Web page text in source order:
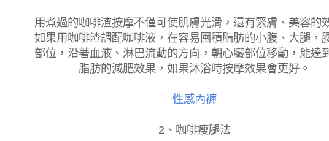
用煮過的咖啡渣按摩不僅可使肌膚光滑，還有緊膚、美容的
如果用咖啡渣調配咖啡液，在容易囤積脂肪的小腹、大腿，
部位，沿著血液、淋巴流動的方向，朝心臟部位移動，能達
脂肪的減肥效果，如果沐浴時按摩效果會更好。
性感內褲
2、咖啡瘦腿法